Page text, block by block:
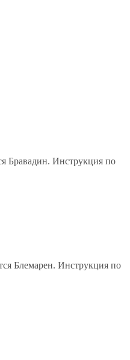
Бравадин. Инструкция по
Блемарен. Инструкция по